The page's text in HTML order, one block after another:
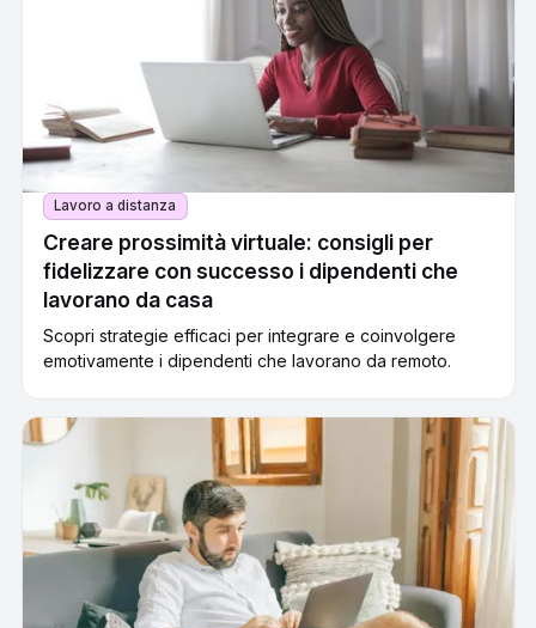
Lavoro a distanza
Creare prossimità virtuale: consigli per
fidelizzare con successo i dipendenti che
lavorano da casa
Scopri strategie efficaci per integrare e coinvolgere
emotivamente i dipendenti che lavorano da remoto.